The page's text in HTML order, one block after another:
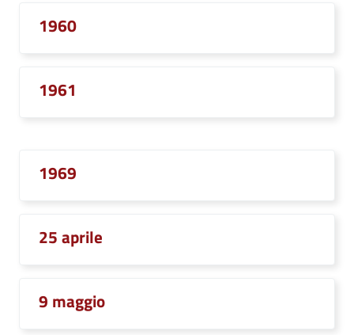
1960
1961
1969
25 aprile
9 maggio